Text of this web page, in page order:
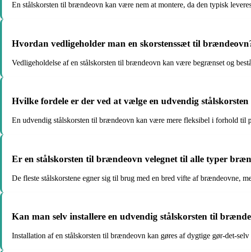
En stålskorsten til brændeovn kan være nem at montere, da den typisk
Hvordan vedligeholder man en skorstenssæt til
Vedligeholdelse af en stålskorsten til brændeovn kan være begrænset og
Hvilke fordele er der ved at vælge en udvendig
En udvendig stålskorsten til brændeovn kan være mere fleksibel i forhold til
Er en stålskorsten til brændeovn velegnet til alle typer
De fleste stålskorstene egner sig til brug med en bred vifte af brændeovne,
Kan man selv installere en udvendig stålskorsten til
Installation af en stålskorsten til brændeovn kan gøres af dygtige gør-det-